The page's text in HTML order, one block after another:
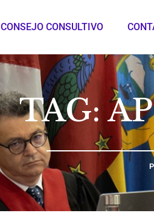
CONSEJO CONSULTIVO
TAG: